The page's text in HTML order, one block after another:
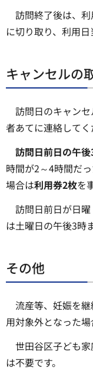
訪問終了後は、
に切り取り、利用
キャンセルの
訪問日のキャン
者あてに連絡してく
訪問日前日の午
時間が2～4時間だ
場合は利用券2枚を
訪問日前日が日
は土曜日の午後3時
その他
流産等、妊娠を
用対象外となった
世田谷区子ども
は不要です。